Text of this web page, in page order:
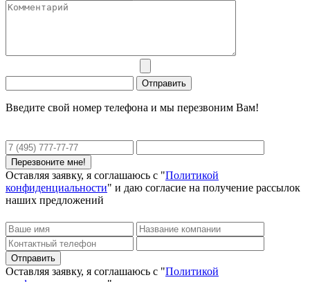
Введите свой номер телефона и мы перезвоним Вам!
Оставляя заявку, я соглашаюсь с "Политикой
конфиденциальности" и даю согласие на получение рассылок
наших предложений
Оставляя заявку, я соглашаюсь с "Политикой